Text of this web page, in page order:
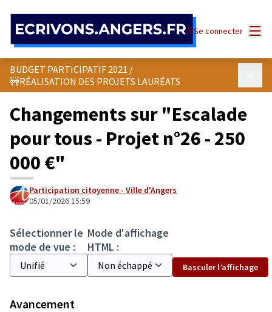
Se connecter
BUDGET PARTICIPATIF 2021 /
🚧RÉALISATION DES PROJETS LAURÉATS
Changements sur "Escalade
pour tous - Projet n°26 - 250
000 €"
Participation citoyenne - Ville d'Angers
05/01/2026 15:59
Sélectionner le
mode de vue :
Mode d'affichage
HTML :
Basculer l’affichage
Avancement